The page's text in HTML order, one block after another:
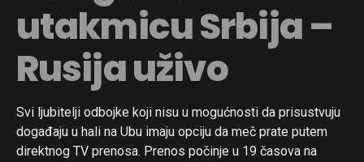
utakmicu Srbija –
Rusija uživo
Svi ljubitelji odbojke koji nisu u mogućnosti da prisustvuju
događaju u hali na Ubu imaju opciju da meč prate putem
direktnog TV prenosa. Prenos počinje u 19 časova na
Flipboard